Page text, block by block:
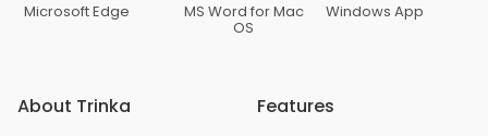
Microsoft Edge MS Word for Mac
OS
Windows App
About Trinka Features